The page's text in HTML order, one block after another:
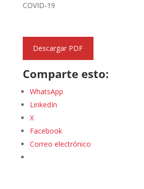
COVID-19
Descargar PDF
Comparte esto:
WhatsApp
LinkedIn
X
Facebook
Correo electrónico